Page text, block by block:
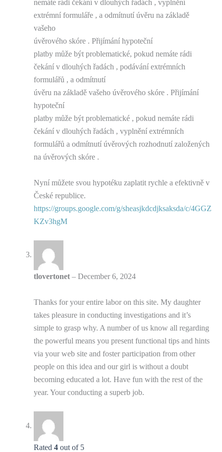
nemáte rádi čekání v dlouhých řadách , vyplnění
extrémní formuláře , a odmítnutí úvěru na základě
vašeho
úvěrového skóre . Přijímání hypoteční
platby může být problematické, pokud nemáte rádi
čekání v dlouhých řadách , podávání extrémních
formulářů , a odmítnutí
úvěru na základě vašeho úvěrového skóre . Přijímání
hypoteční
platby může být problematické , pokud nemáte rádi
čekání v dlouhých řadách , vyplnění extrémních
formulářů a odmítnutí úvěrových rozhodnutí založených
na úvěrových skóre .
Nyní můžete svou hypotéku zaplatit rychle a efektivně v
České republice.
https://groups.google.com/g/sheasjkdcdjksaksda/c/4GGZ
KZv3hgM
tlovertonet – December 6, 2024
Thanks for your entire labor on this site. My daughter
takes pleasure in conducting investigations and it’s
simple to grasp why. A number of us know all regarding
the powerful means you present functional tips and hints
via your web site and foster participation from other
people on this idea and our girl is without a doubt
becoming educated a lot. Have fun with the rest of the
year. Your conducting a superb job.
Rated 4 out of 5